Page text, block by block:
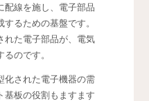
配線を施し、電子部品
るための基盤です。
れた電子部品が、電気
のです。
化された電子機器の需
基板の役割もますます